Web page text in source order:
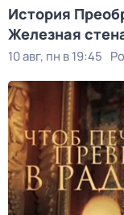
История
Железная
10 авг, пн в 19:45